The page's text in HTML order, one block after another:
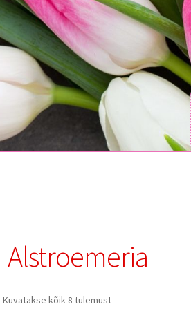
Аlstroemeria
Kuvatakse kõik 8 tulemust